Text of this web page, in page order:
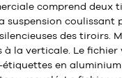
comprend
suspension
des tiroirs.
la verticale. Le
en